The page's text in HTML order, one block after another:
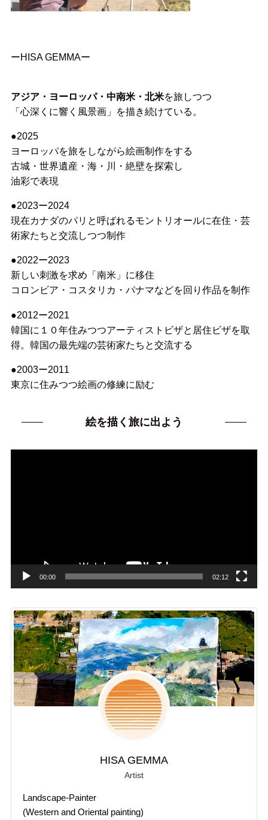
ーHISA GEMMAー
アジア・ヨーロッパ・中南米・北米を旅しつつ
「心深くに響く風景画」を描き続けている。
●2025
ヨーロッパを旅をしながら絵画制作をする
古城・世界遺産・海・川・絶壁を探索し
油彩で表現
●2023ー2024
現在カナダのパリと呼ばれるモントリオールに在住・芸
術家たちと交流しつつ制作
●2022ー2023
新しい刺激を求め「南米」に移住
コロンビア・コスタリカ・パナマなどを回り作品を制作
●2012ー2021
韓国に１０年住みつつアーティストビザと居住ビザを取
得。韓国の最先端の芸術家たちと交流する
●2003ー2011
東京に住みつつ絵画の修練に励む
絵を描く旅に出よう
00:00 02:12
HISA GEMMA
Artist
Landscape-Painter
(Western and Oriental painting)